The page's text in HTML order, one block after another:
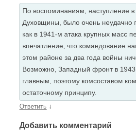
По воспоминаниям, наступление
Духовщины, было очень неудачно
как в 1941-м атака крупных масс
впечатление, что командование
этом районе за два года войны
Возможно, Западный фронт в
главным, поэтому комсоставом
остаточному принципу.
Ответить ↓
Добавить комментарий